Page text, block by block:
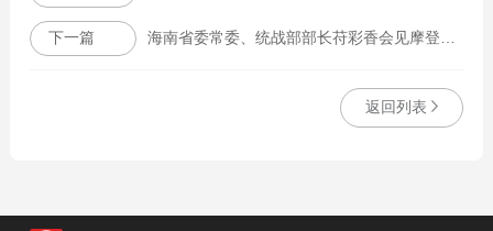
下一篇 海南省委常委、统战部部长苻彩香会见摩登7集团摩登7（中国）副总裁翟京丽一行
返回列表